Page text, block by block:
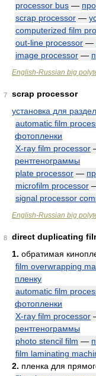
processor bus —
scrap processor —
computerized film
out-line processor —
image processor —
English-Russian big
7
scrap processor
установка для
automatic film
фотопленки
X-ray film processor
рентгенограммы
plate processor —
microfilm processor
signal processor
English-Russian big
8
direct duplicating
1. обратимая
film overwrapping
пленку
automatic film
фотопленки
X-ray film processor
рентгенограммы
photo stencil film —
film laminating
2. пленка для